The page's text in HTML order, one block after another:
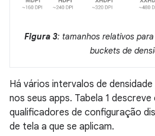
Figura 3: tamanhos relativos
buckets de
Há vários intervalos de
nos seus apps. Tabela 1
qualificadores de configuração
de tela a que se aplicam.